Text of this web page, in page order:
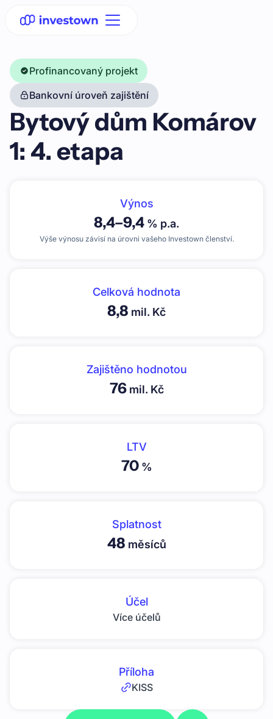
Profinancovaný projekt
Bankovní úroveň zajištění
Bytový dům Komárov
1: 4. etapa
Výnos
8,4–9,4 % p.a.
Výše výnosu závisí na úrovni vašeho Investown členství.
Celková hodnota
8,8 mil. Kč
Zajištěno hodnotou
76mil. Kč
LTV
70%
Splatnost
48 měsíců
Účel
Více účelů
Příloha
KISS